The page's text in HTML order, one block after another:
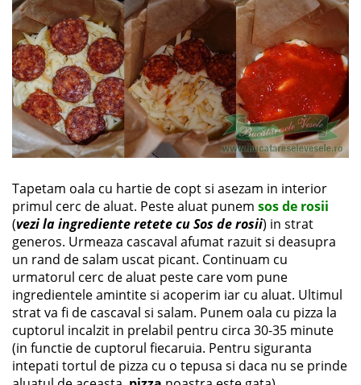
Tapetam oala cu hartie de copt si asezam in interior
primul cerc de aluat. Peste aluat punem sos de rosii
(vezi la ingrediente retete cu Sos de rosii) in strat
generos. Urmeaza cascaval afumat razuit si deasupra
un rand de salam uscat picant. Continuam cu
urmatorul cerc de aluat peste care vom pune
ingredientele amintite si acoperim iar cu aluat. Ultimul
strat va fi de cascaval si salam. Punem oala cu pizza la
cuptorul incalzit in prelabil pentru circa 30-35 minute
(in functie de cuptorul fiecaruia. Pentru siguranta
intepati tortul de pizza cu o tepusa si daca nu se prinde